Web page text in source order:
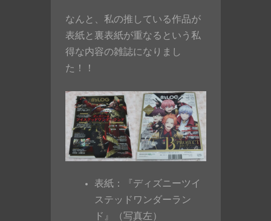
なんと、私の推している作品が
表紙と裏表紙が重なるという私
得な内容の雑誌になりまし
た！！
表紙：『ディズニーツイ
ステッドワンダーラン
ド』（写真左）